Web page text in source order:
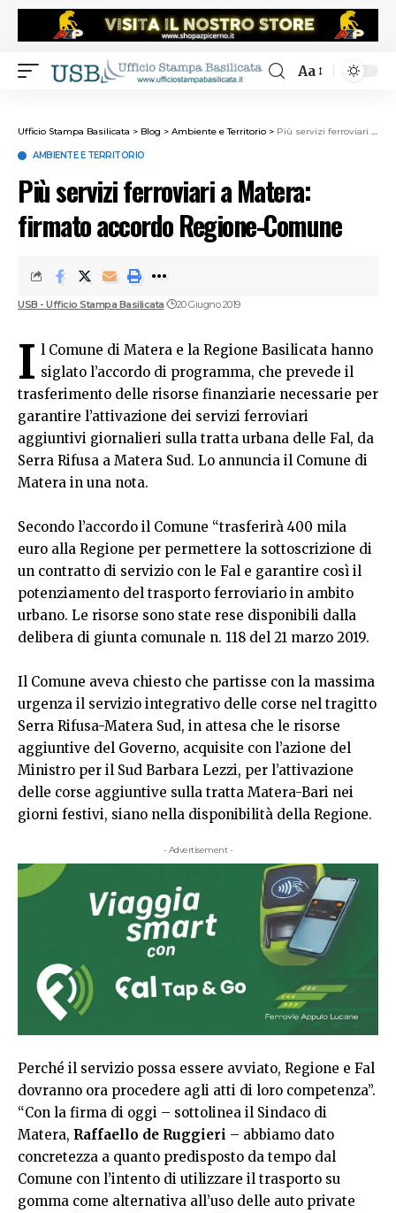
Aa
Ufficio Stampa Basilicata > Blog > Ambiente e Territorio > Più servizi ferroviari a Matera: firmato accordo Regione-Comune
AMBIENTE E TERRITORIO
Più servizi ferroviari a Matera:
firmato accordo Regione-Comune
USB - Ufficio Stampa Basilicata 20 Giugno 2019
I l Comune di Matera e la Regione Basilicata hanno
siglato l’accordo di programma, che prevede il
trasferimento delle risorse finanziarie necessarie per
garantire l’attivazione dei servizi ferroviari
aggiuntivi giornalieri sulla tratta urbana delle Fal, da
Serra Rifusa a Matera Sud. Lo annuncia il Comune di
Matera in una nota.
Secondo l’accordo il Comune “trasferirà 400 mila
euro alla Regione per permettere la sottoscrizione di
un contratto di servizio con le Fal e garantire così il
potenziamento del trasporto ferroviario in ambito
urbano. Le risorse sono state rese disponibili dalla
delibera di giunta comunale n. 118 del 21 marzo 2019.
Il Comune aveva chiesto che partisse con la massima
urgenza il servizio integrativo delle corse nel tragitto
Serra Rifusa-Matera Sud, in attesa che le risorse
aggiuntive del Governo, acquisite con l’azione del
Ministro per il Sud Barbara Lezzi, per l’attivazione
delle corse aggiuntive sulla tratta Matera-Bari nei
giorni festivi, siano nella disponibilità della Regione.
- Advertisement -
Perché il servizio possa essere avviato, Regione e Fal
dovranno ora procedere agli atti di loro competenza”.
“Con la firma di oggi – sottolinea il Sindaco di
Matera, Raffaello de Ruggieri – abbiamo dato
concretezza a quanto predisposto da tempo dal
Comune con l’intento di utilizzare il trasporto su
gomma come alternativa all’uso delle auto private